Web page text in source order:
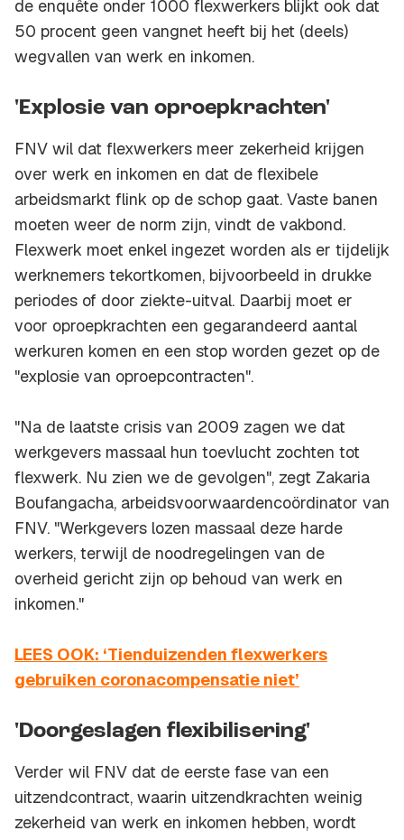
de enquête onder 1000 flexwerkers blijkt ook dat
50 procent geen vangnet heeft bij het (deels)
wegvallen van werk en inkomen.
'Explosie van oproepkrachten'
FNV wil dat flexwerkers meer zekerheid krijgen
over werk en inkomen en dat de flexibele
arbeidsmarkt flink op de schop gaat. Vaste banen
moeten weer de norm zijn, vindt de vakbond.
Flexwerk moet enkel ingezet worden als er tijdelijk
werknemers tekortkomen, bijvoorbeeld in drukke
periodes of door ziekte-uitval. Daarbij moet er
voor oproepkrachten een gegarandeerd aantal
werkuren komen en een stop worden gezet op de
"explosie van oproepcontracten".
"Na de laatste crisis van 2009 zagen we dat
werkgevers massaal hun toevlucht zochten tot
flexwerk. Nu zien we de gevolgen", zegt Zakaria
Boufangacha, arbeidsvoorwaardencoördinator van
FNV. "Werkgevers lozen massaal deze harde
werkers, terwijl de noodregelingen van de
overheid gericht zijn op behoud van werk en
inkomen."
LEES OOK: ‘Tienduizenden flexwerkers
gebruiken coronacompensatie niet’
'Doorgeslagen flexibilisering'
Verder wil FNV dat de eerste fase van een
uitzendcontract, waarin uitzendkrachten weinig
zekerheid van werk en inkomen hebben, wordt